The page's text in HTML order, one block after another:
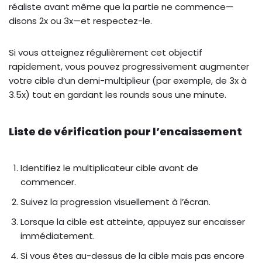
réaliste avant même que la partie ne commence—
disons 2x ou 3x—et respectez-le.
Si vous atteignez régulièrement cet objectif
rapidement, vous pouvez progressivement augmenter
votre cible d’un demi-multiplieur (par exemple, de 3x à
3.5x) tout en gardant les rounds sous une minute.
Liste de vérification pour l’encaissement
Identifiez le multiplicateur cible avant de
commencer.
Suivez la progression visuellement à l’écran.
Lorsque la cible est atteinte, appuyez sur encaisser
immédiatement.
Si vous êtes au-dessus de la cible mais pas encore